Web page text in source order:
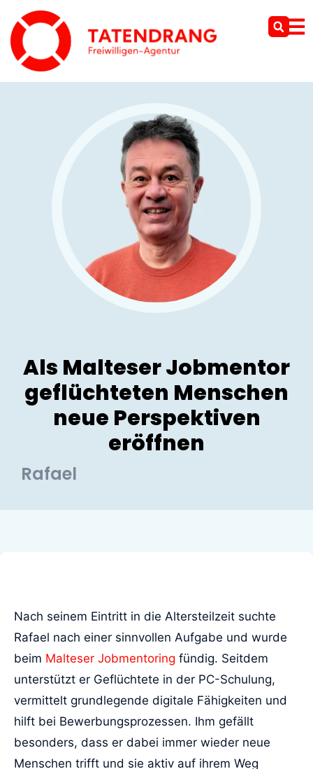
Als Malteser Jobmentor
geflüchteten Menschen
neue Perspektiven
eröffnen
Rafael
Nach seinem Eintritt in die Altersteilzeit suchte
Rafael nach einer sinnvollen Aufgabe und wurde
beim Malteser Jobmentoring fündig. Seitdem
unterstützt er Geflüchtete in der PC-Schulung,
vermittelt grundlegende digitale Fähigkeiten und
hilft bei Bewerbungsprozessen. Ihm gefällt
besonders, dass er dabei immer wieder neue
Menschen trifft und sie aktiv auf ihrem Weg